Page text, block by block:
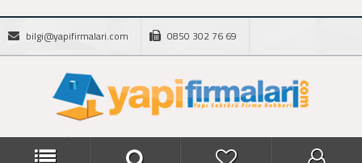
bilgi@yapifirmalari.com 0850 302 76 69